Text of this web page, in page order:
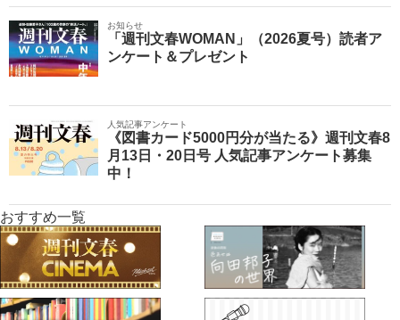
お知らせ
「週刊文春WOMAN」（2026夏号）読者ア
ンケート＆プレゼント
人気記事アンケート
《図書カード5000円分が当たる》週刊文春8
月13日・20日号 人気記事アンケート募集
中！
おすすめ一覧